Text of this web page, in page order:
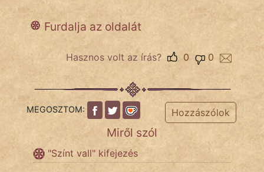
És
TÖRTÉNELEM
cinege
Hunor
Furdalja az oldalát
Hasznos volt az írás? 0
0
MEGOSZTOM: Hozzászólok
Miről szól
"Színt vall" kifejezés